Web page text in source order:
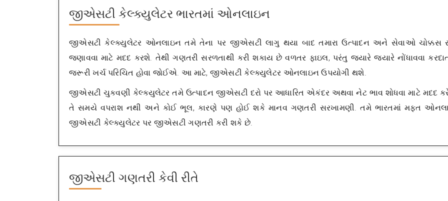
જીએસટી કેલ્ક્યુલેટર ભારતમાં ઓનલાઇન
જીએસટી કેલ્ક્યુલેટર ઓનલાઇન તમે તેના પર જીએસટી લાગુ થયા બાદ તમારા ઉત્પાદન અને સેવાઓ ચોક્કસ
જણાવવા માટે મદદ કરશે. તેથી ગણતરી સરળતાથી કરી શકાય છે વળતર ફાઇલ, પરંતુ જ્યારે જ્યારે નોંધાવવા
જરૂરી ખર્ચ પરિચિત હોવા જોઈએ. આ માટે, જીએસટી કેલ્ક્યુલેટર ઓનલાઇન ઉપયોગી થશે.
જીએસટી ચુકવણી કેલ્ક્યુલેટર તમે ઉત્પાદન જીએસટી દરો પર આધારિત એકંદર અથવા નેટ ભાવ શોધવા માટે મદદ
તે સમયે વપરાશ નથી અને કોઈ ભૂલ, કારણે પણ હોઈ શકે માનવ ગણતરી સરખામણી. તમે ભારતમાં મફત
જીએસટી કેલ્ક્યુલેટર પર જીએસટી ગણતરી કરી શકે છે.
જીએસટી ગણતરી કેવી રીતે